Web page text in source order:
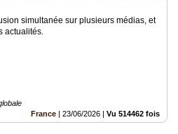
simultanée sur plusieurs médias, et
actualités.
France | 23/06/2026 | Vu 514462 fois